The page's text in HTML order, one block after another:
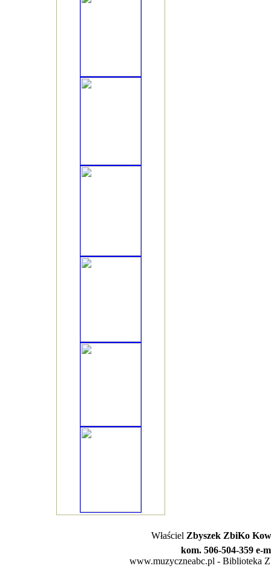
Właściel Zbyszek ZbiKo
kom. 506-504-359 e-
www.muzyczneabc.pl - Biblioteka